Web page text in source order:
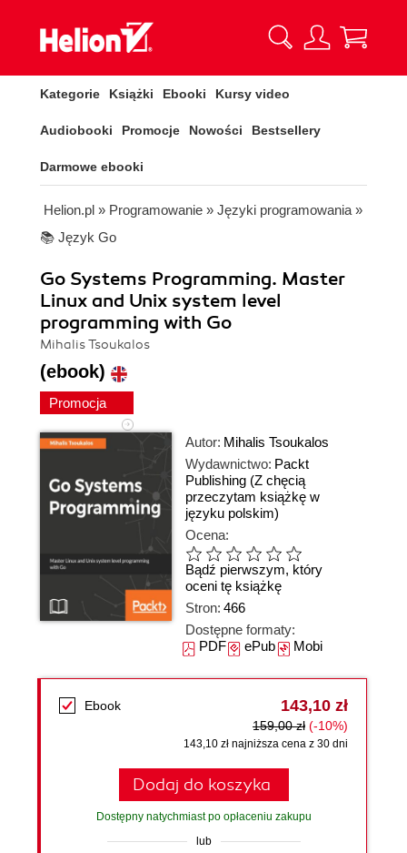
Kategorie Książki Ebooki Kursy video
Audiobooki Promocje Nowości Bestsellery
Darmowe ebooki
Helion.pl » Programowanie » Języki programowania »
📚 Język Go
Go Systems Programming. Master
Linux and Unix system level
programming with Go
Mihalis Tsoukalos
(ebook)
Promocja
Autor: Mihalis Tsoukalos
Wydawnictwo: Packt
Publishing (Z chęcią
przeczytam książkę w
języku polskim)
Ocena:
Bądź pierwszym, który
oceni tę książkę
Stron: 466
Dostępne formaty:
PDFePubMobi
Ebook 143,10 zł
159,00 zł (-10%)
143,10 zł najniższa cena z 30 dni
Dodaj do koszyka
Dostępny natychmiast po opłaceniu zakupu
lub